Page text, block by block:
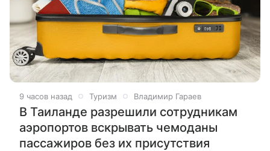
9 часов назад Туризм Владимир Гараев
В Таиланде разрешили сотрудникам
аэропортов вскрывать чемоданы
пассажиров без их присутствия